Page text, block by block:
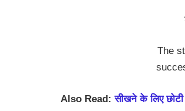
The
Also Read: सीखने के लिए